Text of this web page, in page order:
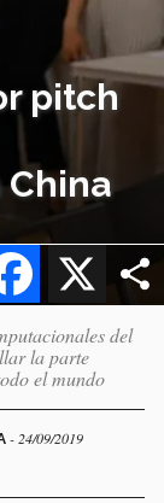
pitch
X
Facebook
del
la parte
el mundo
- 24/09/2019